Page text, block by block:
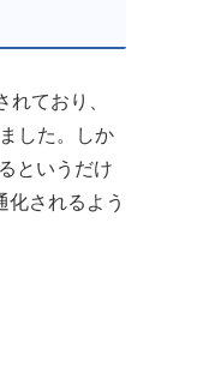
ており、
した。しか
というだけ
されるよう